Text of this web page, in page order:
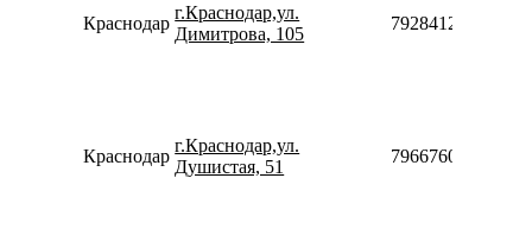
Краснодар
г.Краснодар,ул.
Димитрова, 105
79284124725
Краснодар
г.Краснодар,ул.
Душистая, 51
79667605027